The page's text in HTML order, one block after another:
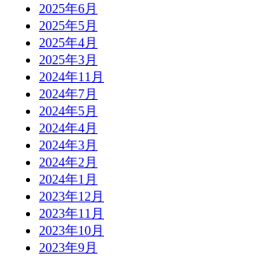
2025年6月
2025年5月
2025年4月
2025年3月
2024年11月
2024年7月
2024年5月
2024年4月
2024年3月
2024年2月
2024年1月
2023年12月
2023年11月
2023年10月
2023年9月